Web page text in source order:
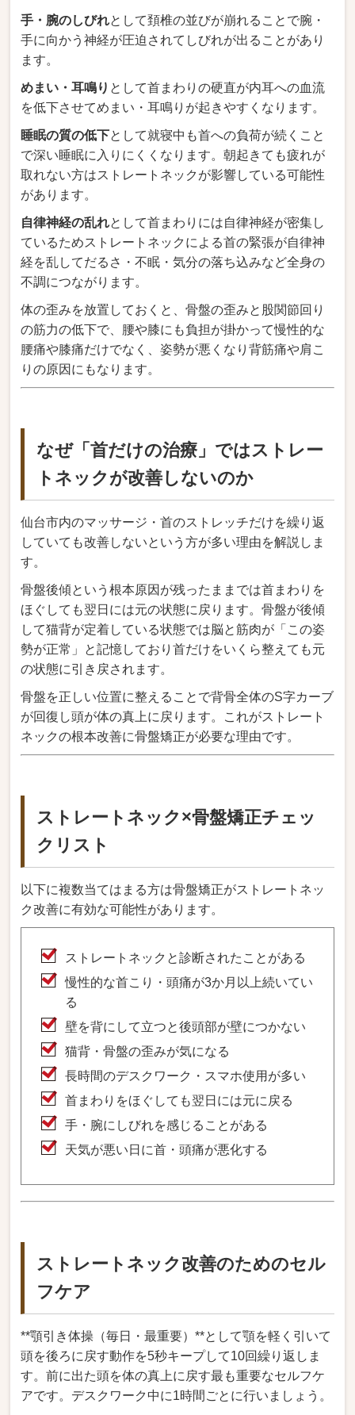
手・腕のしびれとして頚椎の並びが崩れることで腕・
手に向かう神経が圧迫されてしびれが出ることがあり
ます。
めまい・耳鳴り として首まわりの硬直が内耳への血流
を低下させてめまい・耳鳴りが起きやすくなります。
睡眠の質の低下として就寝中も首への負荷が続くこと
で深い睡眠に入りにくくなります。朝起きても疲れが
取れない方はストレートネックが影響している可能性
があります。
自律神経の乱れとして首まわりには自律神経が密集し
ているためストレートネックによる首の緊張が自律神
経を乱してだるさ・不眠・気分の落ち込みなど全身の
不調につながります。
体の歪みを放置しておくと、骨盤の歪みと股関節回り
の筋力の低下で、腰や膝にも負担が掛かって慢性的な
腰痛や膝痛だけでなく、姿勢が悪くなり背筋痛や肩こ
りの原因にもなります。
なぜ「首だけの治療」ではストレー
トネックが改善しないのか
仙台市内のマッサージ・首のストレッチだけを繰り返
していても改善しないという方が多い理由を解説しま
す。
骨盤後傾という根本原因が残ったままでは首まわりを
ほぐしても翌日には元の状態に戻ります。骨盤が後傾
して猫背が定着している状態では脳と筋肉が「この姿
勢が正常」と記憶しており首だけをいくら整えても元
の状態に引き戻されます。
骨盤を正しい位置に整えることで背骨全体のS字カーブ
が回復し頭が体の真上に戻ります。これがストレート
ネックの根本改善に骨盤矯正が必要な理由です。
ストレートネック×骨盤矯正チェッ
クリスト
以下に複数当てはまる方は骨盤矯正がストレートネッ
ク改善に有効な可能性があります。
ストレートネックと診断されたことがある
慢性的な首こり・頭痛が3か月以上続いてい
る
壁を背にして立つと後頭部が壁につかない
猫背・骨盤の歪みが気になる
長時間のデスクワーク・スマホ使用が多い
首まわりをほぐしても翌日には元に戻る
手・腕にしびれを感じることがある
天気が悪い日に首・頭痛が悪化する
ストレートネック改善のためのセル
フケア
**顎引き体操（毎日・最重要）**として顎を軽く引いて
頭を後ろに戻す動作を5秒キープして10回繰り返しま
す。前に出た頭を体の真上に戻す最も重要なセルフケ
アです。デスクワーク中に1時間ごとに行いましょう。